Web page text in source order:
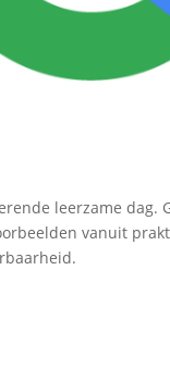
leerzame dag.
vanuit